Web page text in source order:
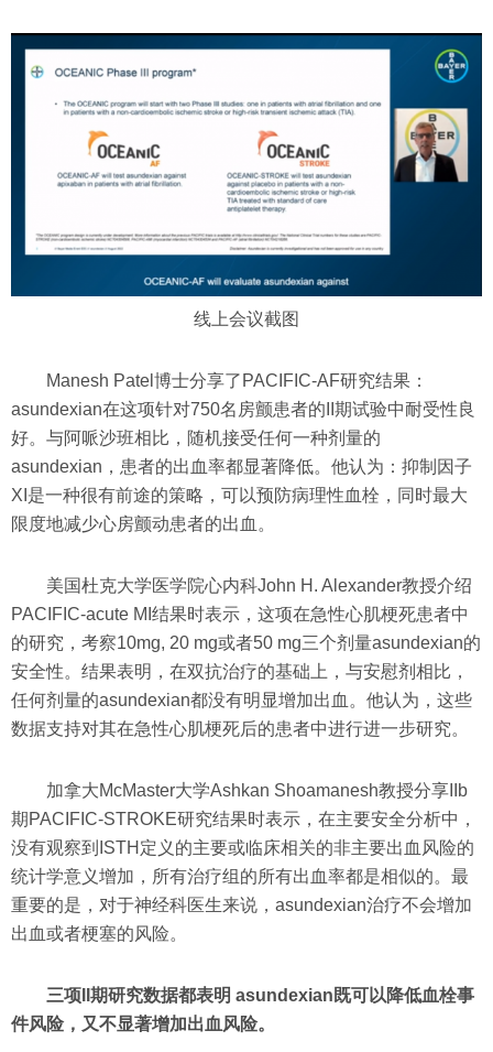
线上会议截图
Manesh Patel博士分享了PACIFIC-AF研究结果：
asundexian在这项针对750名房颤患者的II期试验中耐受性良
好。与阿哌沙班相比，随机接受任何一种剂量的
asundexian，患者的出血率都显著降低。他认为：抑制因子
XI是一种很有前途的策略，可以预防病理性血栓，同时最大
限度地减少心房颤动患者的出血。
美国杜克大学医学院心内科John H. Alexander教授介绍
PACIFIC-acute MI结果时表示，这项在急性心肌梗死患者中
的研究，考察10mg, 20 mg或者50 mg三个剂量asundexian的
安全性。结果表明，在双抗治疗的基础上，与安慰剂相比，
任何剂量的asundexian都没有明显增加出血。他认为，这些
数据支持对其在急性心肌梗死后的患者中进行进一步研究。
加拿大McMaster大学Ashkan Shoamanesh教授分享IIb
期PACIFIC-STROKE研究结果时表示，在主要安全分析中，
没有观察到ISTH定义的主要或临床相关的非主要出血风险的
统计学意义增加，所有治疗组的所有出血率都是相似的。最
重要的是，对于神经科医生来说，asundexian治疗不会增加
出血或者梗塞的风险。
三项II期研究数据都表明 asundexian既可以降低血栓事
件风险，又不显著增加出血风险。